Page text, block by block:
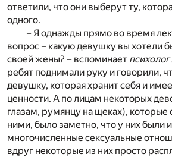
ответили, что они выберут ту,
одного.
– Я однажды прямо во время
вопрос – какую девушку вы хотели
своей жены? – вспоминает
ребят поднимали руку и говорили,
девушку, которая хранит себя и
ценности. А по лицам некоторых
глазам, румянцу на щеках), которые
ними, было заметно, что у них были
многочисленные сексуальные
вдруг некоторые из них просто